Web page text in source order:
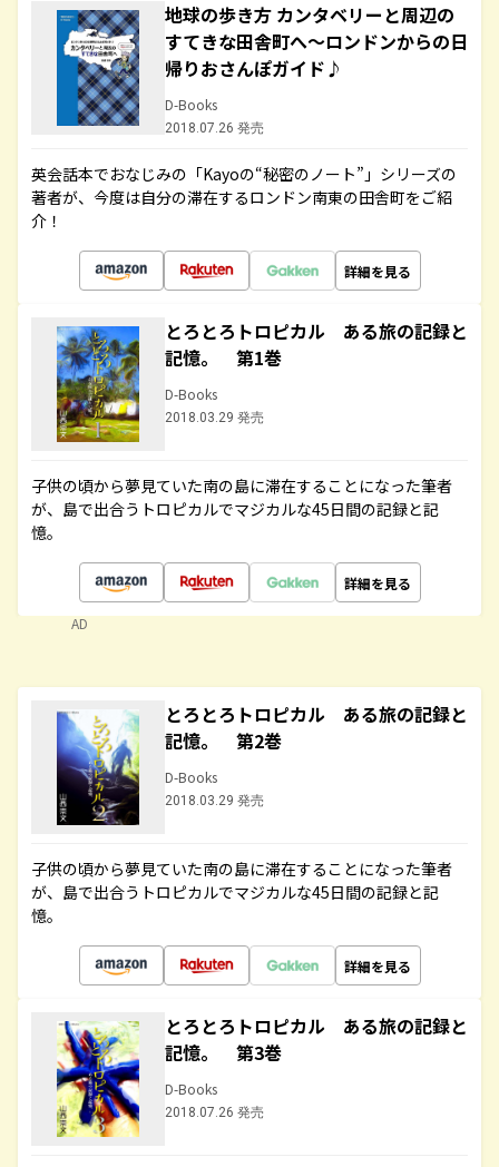
地球の歩き方 カンタベリーと周辺の
すてきな田舎町へ～ロンドンからの日
帰りおさんぽガイド♪
D-Books
2018.07.26 発売
英会話本でおなじみの「Kayoの“秘密のノート”」シリーズの
著者が、今度は自分の滞在するロンドン南東の田舎町をご紹
介！
詳細を見る
とろとろトロピカル ある旅の記録と
記憶。 第1巻
D-Books
2018.03.29 発売
子供の頃から夢見ていた南の島に滞在することになった筆者
が、島で出合うトロピカルでマジカルな45日間の記録と記
憶。
詳細を見る
AD
とろとろトロピカル ある旅の記録と
記憶。 第2巻
D-Books
2018.03.29 発売
子供の頃から夢見ていた南の島に滞在することになった筆者
が、島で出合うトロピカルでマジカルな45日間の記録と記
憶。
詳細を見る
とろとろトロピカル ある旅の記録と
記憶。 第3巻
D-Books
2018.07.26 発売